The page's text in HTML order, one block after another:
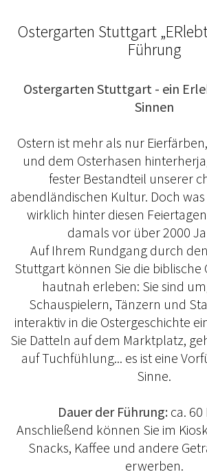
Ostergarten Stuttgart
Führung
Ostergarten Stuttgart - ein
Sinnen
Ostern ist mehr als nur
und dem Osterhasen
fester Bestandteil unserer
abendländischen Kultur. Doch
wirklich hinter diesen
damals vor über 2000
Auf Ihrem Rundgang durch
Stuttgart können Sie die biblische
hautnah erleben: Sie sind
Schauspielern, Tänzern und
interaktiv in die Ostergeschichte
Sie Datteln auf dem Marktplatz,
auf Tuchfühlung... es ist eine
Sinne.
Dauer der Führung:ca. 60
Anschließend können Sie im
Snacks, Kaffee und andere
erwerben.